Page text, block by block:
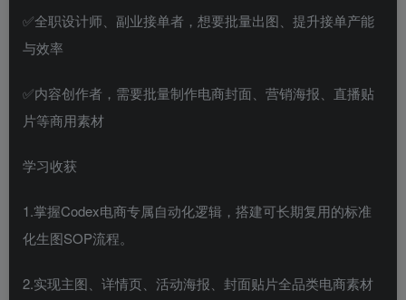
✅全职设计师、副业接单者，想要批量出图、提升接单产能
与效率
✅内容创作者，需要批量制作电商封面、营销海报、直播贴
片等商用素材
学习收获
1.掌握Codex电商专属自动化逻辑，搭建可长期复用的标准
化生图SOP流程。
2.实现主图、详情页、活动海报、封面贴片全品类电商素材